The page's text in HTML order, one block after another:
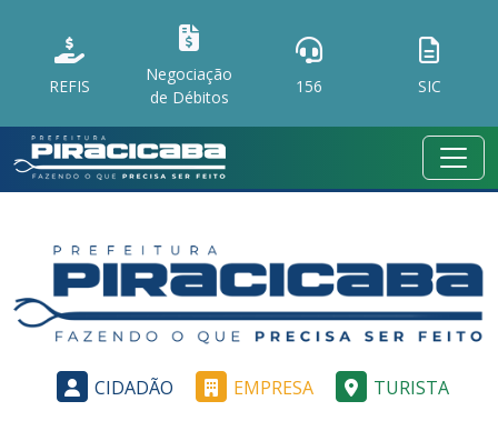
REFIS
Negociação
de Débitos
156 SIC
CIDADÃO EMPRESA TURISTA